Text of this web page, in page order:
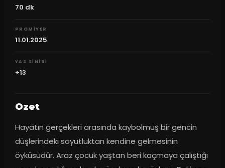
70 dk
PROMIYER
11.01.2025
YAS SINIRI
+13
Ozet
Hayatın gerçekleri arasında kaybolmuş bir gencin
düşlerindeki soyutluktan kendine gelmesinin
öyküsüdür. Araz çocuk yaştan beri kaçmaya çalıştığı